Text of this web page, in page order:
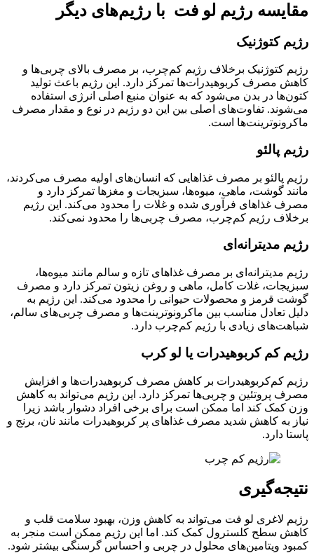
مقایسه رژیم لو فت با رژیم‌های دیگر
رژیم کتوژنیک
رژیم کتوژنیک برخلاف رژیم کم‌چرب، بر مصرف بالای چربی‌ها و
کاهش مصرف کربوهیدرات‌ها تمرکز دارد. این رژیم باعث تولید
کتون‌ها در بدن می‌شود که به عنوان منبع اصلی انرژی استفاده
می‌شوند. تفاوت‌های اصلی بین این دو رژیم در نوع و مقدار مصرف
ماکرونوترینت‌ها است.
رژیم پالئو
رژیم پالئو بر مصرف غذاهایی که انسان‌های اولیه مصرف می‌کردند،
مانند گوشت، ماهی، میوه‌ها، سبزیجات و مغزها تمرکز دارد و
مصرف غذاهای فرآوری شده و غلات را محدود می‌کند. این رژیم
برخلاف رژیم کم‌چرب، مصرف چربی‌ها را محدود نمی‌کند.
رژیم مدیترانه‌ای
رژیم مدیترانه‌ای بر مصرف غذاهای تازه و سالم مانند میوه‌ها،
سبزیجات، غلات کامل، ماهی و روغن زیتون تمرکز دارد و مصرف
گوشت قرمز و محصولات حیوانی را محدود می‌کند. این رژیم به
دلیل تعادل مناسب بین ماکرونوترینت‌ها و مصرف چربی‌های سالم،
شباهت‌های زیادی با رژیم کم‌چرب دارد.
رژیم کم کربوهیدرات یا لو کرب
رژیم کم‌کربوهیدرات بر کاهش مصرف کربوهیدرات‌ها و افزایش
مصرف پروتئین و چربی‌ها تمرکز دارد. این رژیم می‌تواند به کاهش
وزن کمک کند اما ممکن است برای برخی افراد دشوار باشد زیرا
نیاز به کاهش شدید مصرف غذاهای پر کربوهیدرات مانند نان، برنج و
پاستا دارد.
نتیجه‌گیری
رژیم لاغری لو فت می‌تواند به کاهش وزن، بهبود سلامت قلب و
کاهش سطح کلسترول کمک کند. اما این رژیم ممکن است منجر به
کمبود ویتامین‌های محلول در چربی و احساس گرسنگی بیشتر شود.